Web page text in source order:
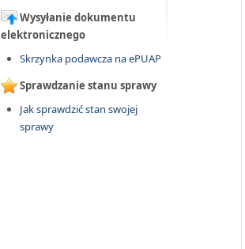
Wysyłanie dokumentu
elektronicznego
Skrzynka podawcza na ePUAP
Sprawdzanie stanu sprawy
Jak sprawdzić stan swojej
sprawy